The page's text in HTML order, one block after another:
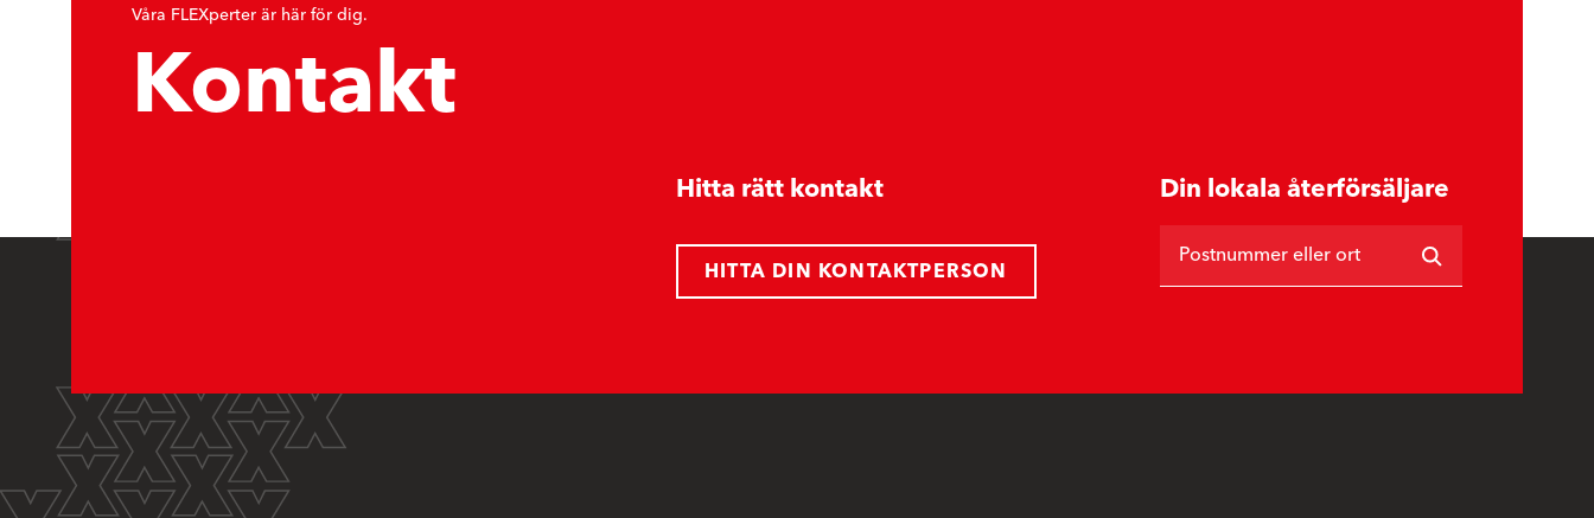
Våra FLEXperter är här för dig.
Kontakt
Hitta rätt kontakt
HITTA DIN KONTAKTPERSON
Din lokala återförsäljare
Postnummer eller ort